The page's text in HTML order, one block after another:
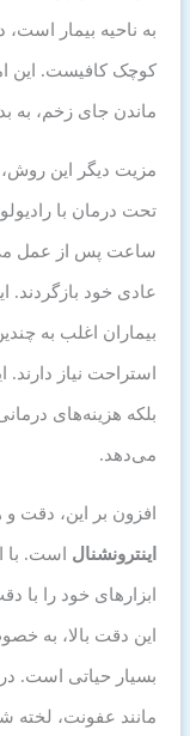
به ناحیه بیمار است،
کوچک کافیست. این
ماندن جای زخم، به
مزیت دیگر این روش،
تحت درمان با
ساعت پس از عمل
عادی خود
بیماران اغلب به
استراحت نیاز
بلکه هزینه‌های
می‌دهد.
افزون بر این، دقت و
اینترونشنال است. با
ابزارهای خود را
این دقت بالا، به
بسیار حیاتی است.
مانند عفونت،